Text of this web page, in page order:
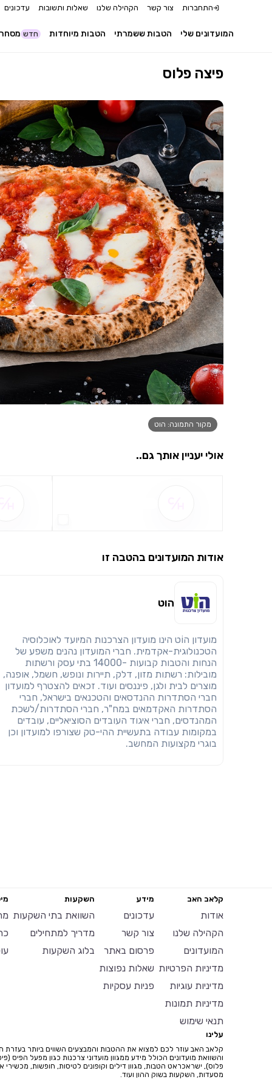
התחברות צור קשר הקהילה שלנו שאלות ותשובות עדכונים
חדש הטבות מיוחדות הטבות ששמרתי המועדונים שלי
פיצה פלוס
מקור התמונה: הוט
אולי יעניין אותך גם..
אודות המועדונים בהטבה זו
הוט
מועדון הוֹט הינו מועדון הצרכנות המיועד לאוכלוסיה
הטכנולוגית-אקדמית. חברי המועדון נהנים משפע של
הנחות והטבות קבועות -14000 בתי עסק ורשתות
מובילות: רשתות מזון, דלק, תיירות ונופש, חשמל, אופנה,
מוצרים לבית ולגן, פיננסים ועוד. זכאים להצטרף למועדון
חברי הסתדרות ההנדסאים והטכנאים בישראל, חברי
הסתדרות האקדמאים במח"ר, חברי הסתדרות/לשכת
המהנדסים, חברי איגוד העובדים הסוציאליים, עובדים
במקומות עבודה בתעשיית ההי-טק שצורפו למועדון וכן
בוגרי מקצועות המחשב.
קלאב האב
אודות
הקהילה שלנו
המועדונים
מדיניות הפרטיות
מדיניות עוגיות
מדיניות תמונות
תנאי שימוש
מידע
עדכונים
צור קשר
פרסום באתר
שאלות נפוצות
פניות עסקיות
השקעות
השוואת בתי השקעות
מדריך למתחילים
בלוג השקעות
עלינו
קלאב האב עוזר לכם למצוא את ההטבות והמבצעים השווים ביותר בעזרת
והשוואת מועדונים הכולל מידע ממגוון מועדוני צרכנות כגון מפעל הפיס
פלוס), ישראכראט הטבות, מגוון דילים וקופונים לטיסות, חופשות, מכשירי
מסעדות, השקעות בשוק ההון ועוד.